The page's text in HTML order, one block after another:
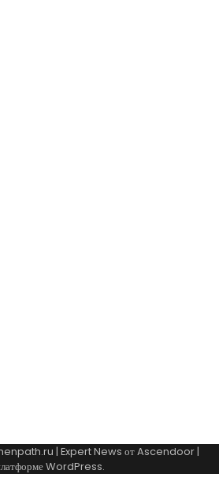
| Expert News отAscendoor|
WordPress.